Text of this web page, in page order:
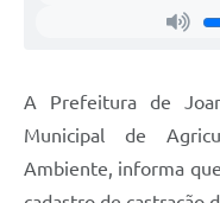
A Prefeitura de
Municipal de
Ambiente, informa